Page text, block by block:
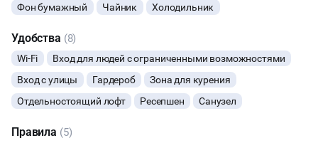
кофе 350мл
- Проектор и караоке
В помещение есть отдельный вход с улицы, можно подъехать
на авто для разгрузки/погрузки.
Парковка 200р/час, за территорией (200 метров) есть и
Фон бумажный
Чайник Холодильник
Удобства (8)
Wi-Fi
Вход для людей с ограниченными возможностями
Вход с улицы
Гардероб
Зона для курения
Отдельностоящий лофт
Ресепшен Санузел
Правила (5)
ЮБИЛЕЙ
ЙОГА И РАСТЯЖКА
ФИТНЕС